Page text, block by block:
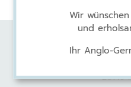
Anglo-
20149
Wir
und
Ihr Anglo-